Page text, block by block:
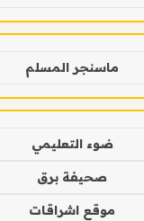
ماسنجر المسلم
ضوء التعليمي
صحيفة برق
موقع اشراقات